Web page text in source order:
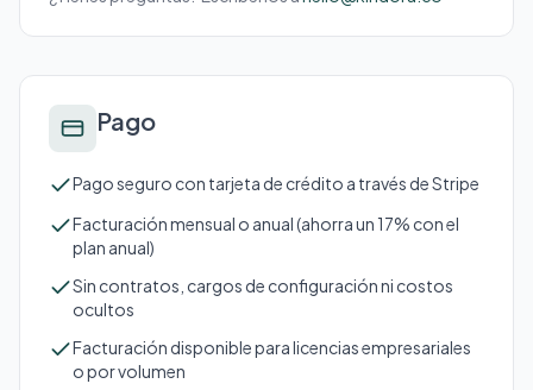
Pago
Pago seguro con tarjeta de crédito a través de Stripe
Facturación mensual o anual (ahorra un 17% con el
plan anual)
Sin contratos, cargos de configuración ni costos
ocultos
Facturación disponible para licencias empresariales
o por volumen